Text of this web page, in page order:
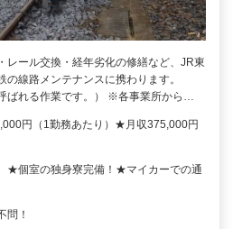
レール交換・経年劣化の修繕など、JR東
の線路メンテナンスに携わります。
ばれる作業です。） ※各事業所から…
円（1勤務あたり）★月収375,000円
★個室の独身寮完備！★マイカーでの通
問！